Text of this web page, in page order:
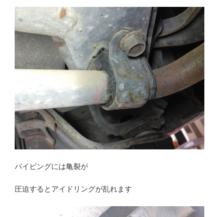
パイピングには亀裂が
圧迫するとアイドリングが乱れます